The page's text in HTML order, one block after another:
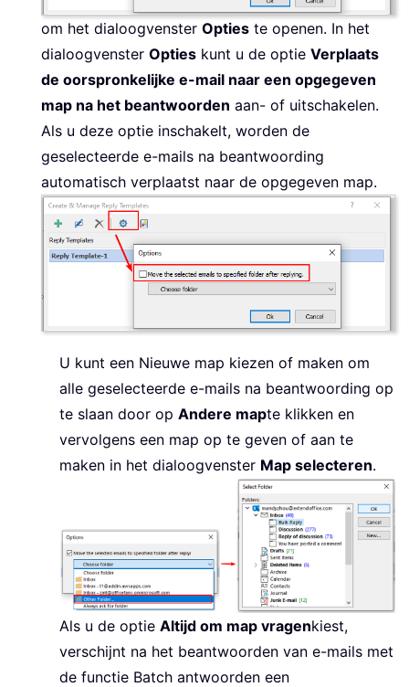
om het dialoogvenster Opties te openen. In het
dialoogvenster Opties kunt u de optie Verplaats
de oorspronkelijke e-mail naar een opgegeven
map na het beantwoorden aan- of uitschakelen.
Als u deze optie inschakelt, worden de
geselecteerde e-mails na beantwoording
automatisch verplaatst naar de opgegeven map.
U kunt een Nieuwe map kiezen of maken om
alle geselecteerde e-mails na beantwoording op
te slaan door op Andere mapte klikken en
vervolgens een map op te geven of aan te
maken in het dialoogvenster Map selecteren.
Als u de optie Altijd om map vragenkiest,
verschijnt na het beantwoorden van e-mails met
de functie Batch antwoorden een